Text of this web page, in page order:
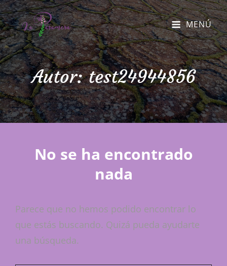
MENÚ
Autor:test24944856
No se ha encontrado
nada
Parece que no hemos podido encontrar lo
que estás buscando. Quizá pueda ayudarte
una búsqueda.